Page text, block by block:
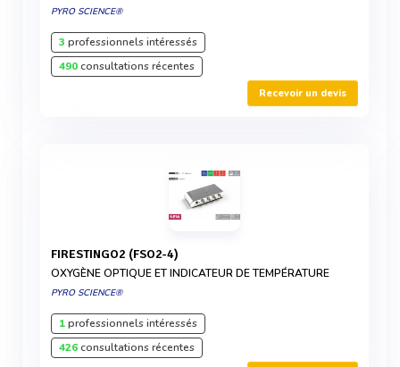
PYRO SCIENCE®
3 professionnels intéressés
490consultations récentes
Recevoir un devis
FIRESTINGO2 (FSO2-4)
OXYGÈNE OPTIQUE ET INDICATEUR DE TEMPÉRATURE
PYRO SCIENCE®
1professionnels intéressés
426consultations récentes